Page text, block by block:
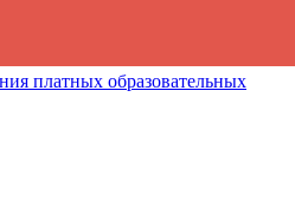
платных образовательных